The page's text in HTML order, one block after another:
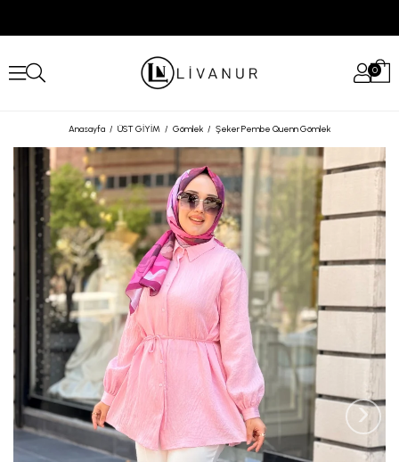
0
Anasayfa ÜST GİYİM Gömlek Şeker Pembe Quenn Gömlek
›